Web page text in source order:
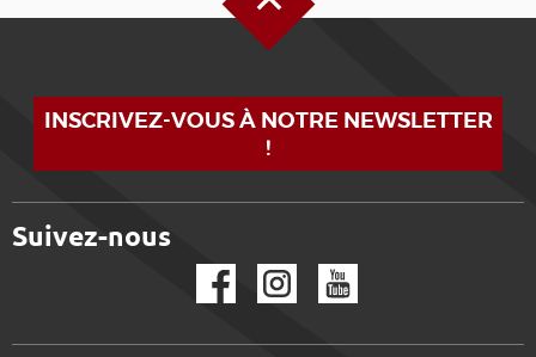
INSCRIVEZ-VOUS À NOTRE NEWSLETTER
!
Suivez-nous